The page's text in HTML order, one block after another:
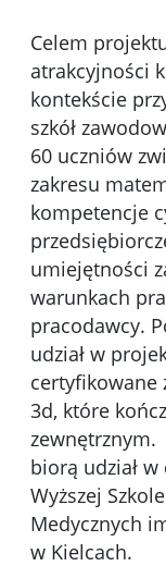
Celem
atrakcyjności
kontekście
szkół
60 uczniów
zakresu
kompetencje
umiejętności
warunkach
pracodawcy.
udział w
certyfikowane
3d, które
biorą udział
Wyższej
Medycznych
w Kielcach.